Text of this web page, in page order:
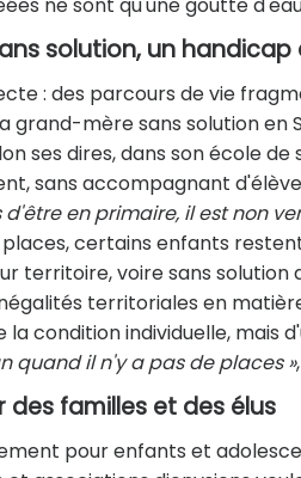
solution, un
: des parcours de vie
grand-mère sans solution
ses dires, dans son école
sans accompagnant
en primaire, il est non
places, certains enfants
territoire, voire sans
territoriales en
la condition individuelle, mais
quand il n'y a pas de places »
familles et des élus
pour enfants et